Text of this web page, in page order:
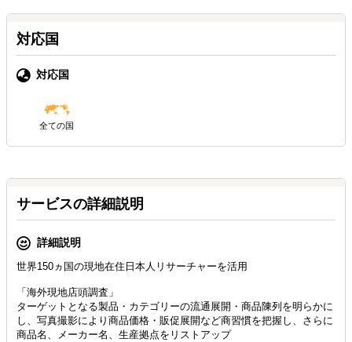
対応国
対応国
全ての国
サービスの詳細説明
詳細説明
世界150ヵ国の現地在住日本人リサーチャーを活用
「海外現地店頭調査」
ターゲットとなる製品・カテゴリーの流通展開・商品陳列を明らかに
し、写真撮影により商品価格・販促展開など商習慣を把握し、さらに
商品名、メーカー名、生産拠点をリストアップ